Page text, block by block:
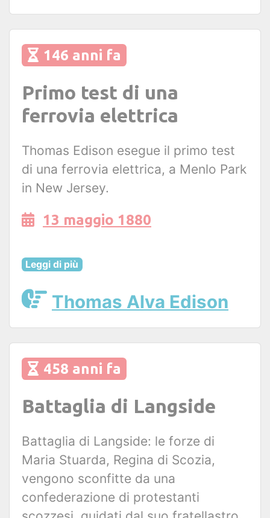
146 anni fa
Primo test di una
ferrovia elettrica
Thomas Edison esegue il primo test
di una ferrovia elettrica, a Menlo Park
in New Jersey.
13 maggio 1880
Leggi di più
Thomas Alva Edison
458 anni fa
Battaglia di Langside
Battaglia di Langside: le forze di
Maria Stuarda, Regina di Scozia,
vengono sconfitte da una
confederazione di protestanti